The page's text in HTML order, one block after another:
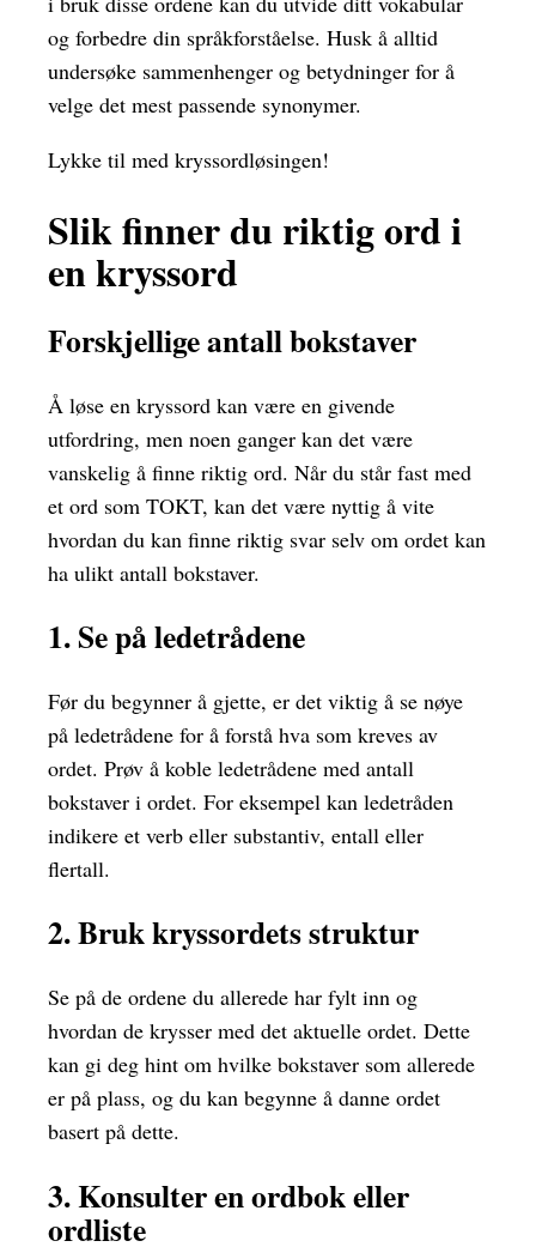
og forbedre din språkforståelse. Husk å alltid
undersøke sammenhenger og betydninger for å
velge det mest passende synonymer.
Lykke til med kryssordløsingen!
Slik finner du riktig ord i
en kryssord
Forskjellige antall bokstaver
Å løse en kryssord kan være en givende
utfordring, men noen ganger kan det være
vanskelig å finne riktig ord. Når du står fast med
et ord som TOKT, kan det være nyttig å vite
hvordan du kan finne riktig svar selv om ordet kan
ha ulikt antall bokstaver.
1. Se på ledetrådene
Før du begynner å gjette, er det viktig å se nøye
på ledetrådene for å forstå hva som kreves av
ordet. Prøv å koble ledetrådene med antall
bokstaver i ordet. For eksempel kan ledetråden
indikere et verb eller substantiv, entall eller
flertall.
2. Bruk kryssordets struktur
Se på de ordene du allerede har fylt inn og
hvordan de krysser med det aktuelle ordet. Dette
kan gi deg hint om hvilke bokstaver som allerede
er på plass, og du kan begynne å danne ordet
basert på dette.
3. Konsulter en ordbok eller
ordliste